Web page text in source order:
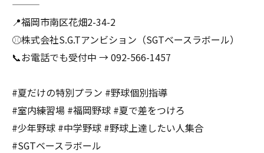
———
📍福岡市南区花畑2-34-2
⚾️株式会社S.G.Tアンビション（SGTベースラボール）
📞お電話でも受付中 → 092-566-1457
#夏だけの特別プラン #野球個別指導
#室内練習場 #福岡野球 #夏で差をつけろ
#少年野球 #中学野球 #野球上達したい人集合
#SGTベースラボール